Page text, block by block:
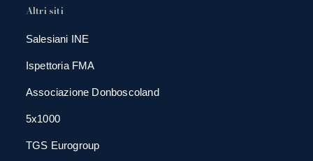
Altri siti
Salesiani INE
Ispettoria FMA
Associazione Donboscoland
5x1000
TGS Eurogroup